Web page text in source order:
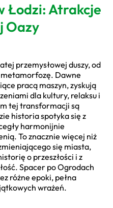
Łodzi: Atrakcje
Oazy
przemysłowej duszy, od
Dawne
pracą maszyn, zyskują
dla kultury, relaksu i
tej transformacji są
historia spotyka się z
harmonijnie
To znacznie więcej niż
się miasta,
o przeszłości i z
Spacer po Ogrodach
różne epoki, pełna
wrażeń.